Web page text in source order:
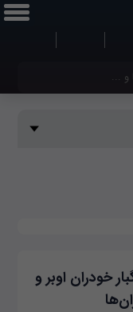
خودران اوبر و